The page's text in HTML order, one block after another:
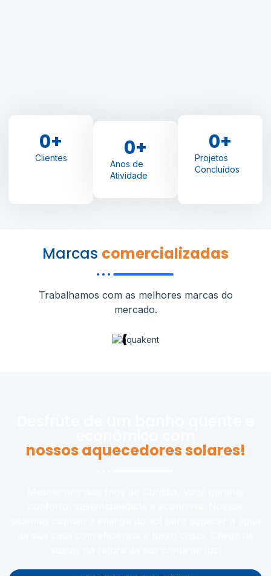
Clientes
0+
Anos de
Atividade
0+
Projetos
Concluídos
0+
Marcas comercializadas
Trabalhamos com as melhores marcas do
mercado.
nossos aquecedores solares!